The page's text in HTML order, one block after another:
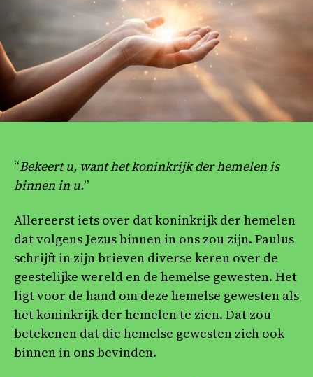
“Bekeert u, want het koninkrijk der hemelen is
binnen in u.”
Allereerst iets over dat koninkrijk der hemelen
dat volgens Jezus binnen in ons zou zijn. Paulus
schrijft in zijn brieven diverse keren over de
geestelijke wereld en de hemelse gewesten. Het
ligt voor de hand om deze hemelse gewesten als
het koninkrijk der hemelen te zien. Dat zou
betekenen dat die hemelse gewesten zich ook
binnen in ons bevinden.